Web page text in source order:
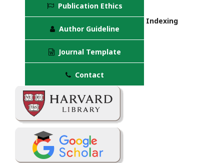
Publication Ethics
Author Guideline
Journal Template
Contact
Indexing